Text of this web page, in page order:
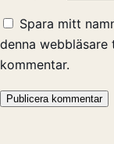
Spara mitt
denna
kommentar.